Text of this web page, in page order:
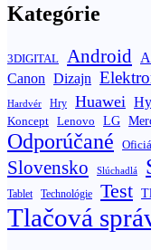
Kategórie
3DIGITAL Android
Canon Dizajn
Hardvér Hry Huawei
Koncept Lenovo LG
Odporúčané
Slovensko Slúchadlá
Tablet Technológie Test
Tlačová